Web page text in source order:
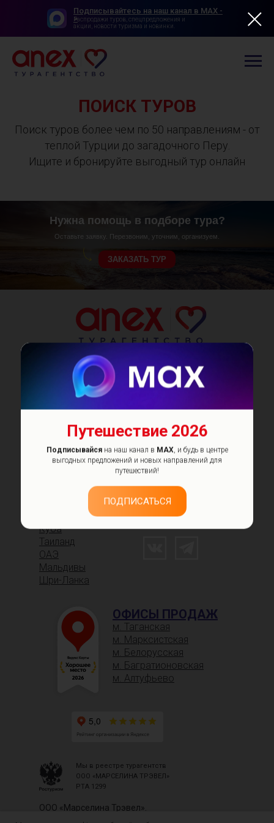
Подписывайтесь на наш канал в MAX -
>Распродажи туров, спецпредложения и
акции, новости туризма и новинки.
ПОИСК ТУРОВ
Поиск туров более чем по 50 направлениям - от
теплой Турции до загадочного Перу.
Ищите и бронируйте выгодный тур онлайн
Нужна помощь в подборе тура?
Оставьте заявку. Перезвоним, уточним, организуем.
ЗАКАЗАТЬ ТУР
ХИТ ПРОДАЖ
Поиск туров
Горящие туры
Популярные направления
Как забронировать тур
Страхование выезжающих
О нас
Куба
Таиланд
ОАЭ
Мальдивы
Шри-Ланка
КЛИЕНТАМ
КОНТАКТЫ
Единый Call-центр:
8-800-775-50-21
ОФИСЫ ПРОДАЖ
м. Таганская
м. Марксистская
м. Белорусская
м. Багратионовская
м. Алтуфьево
ООО «Марселина Трэвел».
Мы в реестре турагентств
ООО «МАРСЕЛИНА ТРЭВЕЛ»
РТА 1299
Путешествие 2026
Подписывайсяна наш канал в MAX, и будь в центре
выгодных предложений и новых направлений для
путешествий!
ПОДПИСАТЬСЯ